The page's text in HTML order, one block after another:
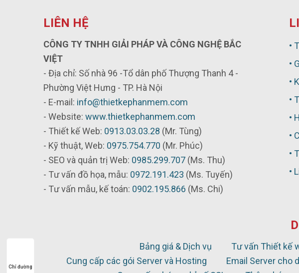
LIÊN HỆ
CÔNG TY TNHH GIẢI PHÁP VÀ CÔNG NGHỆ BẮC
VIỆT
- Địa chỉ: Số nhà 96 -Tổ dân phố Thượng Thanh 4 -
Phường Việt Hưng - TP. Hà Nội
- E-mail: info@thietkephanmem.com
- Website: www.thietkephanmem.com
- Thiết kế Web: 0913.03.03.28 (Mr. Tùng)
- Kỹ thuật, Web: 0975.754.770 (Mr. Phúc)
- SEO và quản trị Web: 0985.299.707 (Ms. Thu)
- Tư vấn đồ họa, mẫu: 0972.191.423 (Ms. Tuyến)
- Tư vấn mẫu, kế toán: 0902.195.866 (Ms. Chi)
•
•
•
•
•
•
•
•
Bảng giá & Dịch vụ Tư vấn Thiết kế
Cung cấp các gói Server và Hosting
Email Server cho
Chỉ đường